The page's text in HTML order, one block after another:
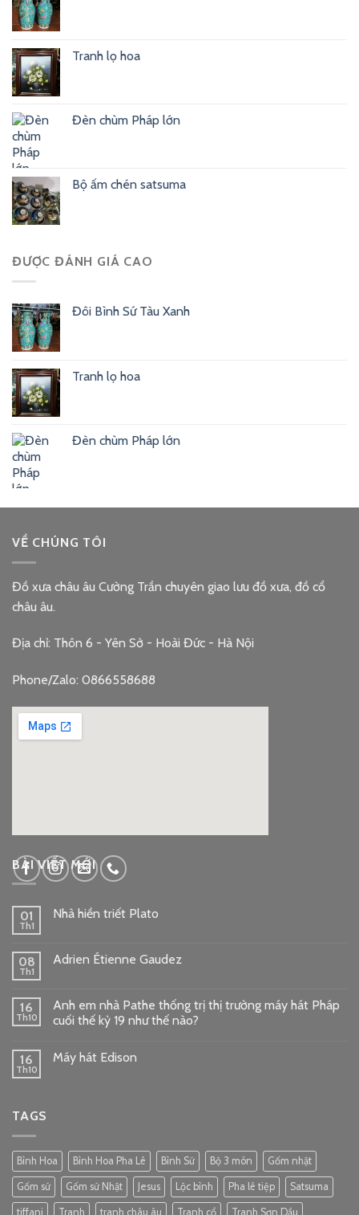
Tranh lọ hoa
Đèn chùm Pháp lớn
Bộ ấm chén satsuma
ĐƯỢC ĐÁNH GIÁ CAO
Đôi Bình Sứ Tàu Xanh
Tranh lọ hoa
Đèn chùm Pháp lớn
VỀ CHÚNG TÔI
Đồ xưa châu âu Cường Trần chuyên giao lưu đồ xưa, đồ cổ
châu âu.
Địa chỉ: Thôn 6 - Yên Sở - Hoài Đức - Hà Nội
Phone/Zalo: 0866558688
BÀI VIẾT MỚI
01
Th1
Nhà hiền triết Plato
08
Th1
Adrien Étienne Gaudez
16
Th10
Anh em nhà Pathe thống trị thị trường máy hát Pháp
cuối thế kỷ 19 như thế nào?
16
Th10
Máy hát Edison
TAGS
Bình Hoa Bình Hoa Pha Lê Bình Sứ Bộ 3 món Gốm nhật
Gốm sứ Gốm sứ Nhật Jesus Lộc bình Pha lê tiệp Satsuma
tiffani Tranh tranh châu âu Tranh cổ Tranh Sơn Dầu